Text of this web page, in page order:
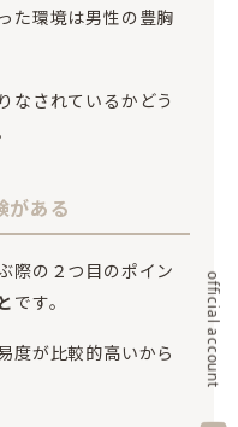
official account
た環境は男性の豊胸
なされているかどう
がある
際の２つ目のポイン
です。
度が比較的高いから